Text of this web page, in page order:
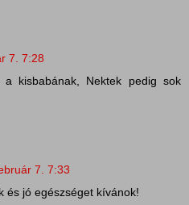
7. 7:28
kisbabának, Nektek pedig sok
7. 7:33
és jó egészséget kívánok!